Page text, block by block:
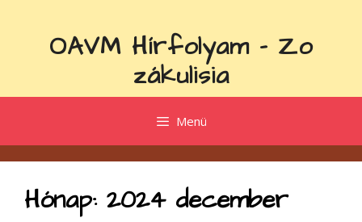
tartalombaOAVM Hírfolyam - Zo
zákulisia
Menü
Hónap: 2024 december